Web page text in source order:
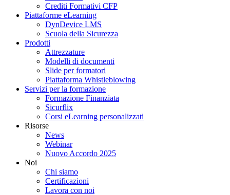
Crediti Formativi CFP
Piattaforme eLearning
DynDevice LMS
Scuola della Sicurezza
Prodotti
Attrezzature
Modelli di documenti
Slide per formatori
Piattaforma Whistleblowing
Servizi per la formazione
Formazione Finanziata
Sicurflix
Corsi eLearning personalizzati
Risorse
News
Webinar
Nuovo Accordo 2025
Noi
Chi siamo
Certificazioni
Lavora con noi